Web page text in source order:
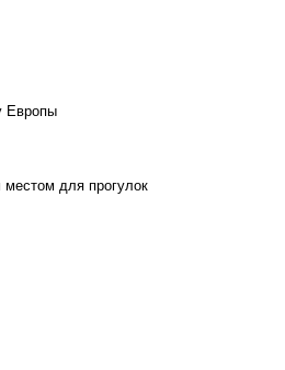
Европы
для прогулок